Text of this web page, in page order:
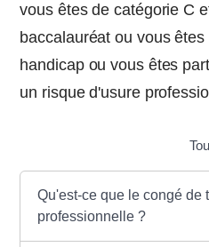
vous êtes de catégorie C
baccalauréat ou vous
handicap ou vous êtes
un risque d'usure
Qu'est-ce que le congé de
professionnelle ?